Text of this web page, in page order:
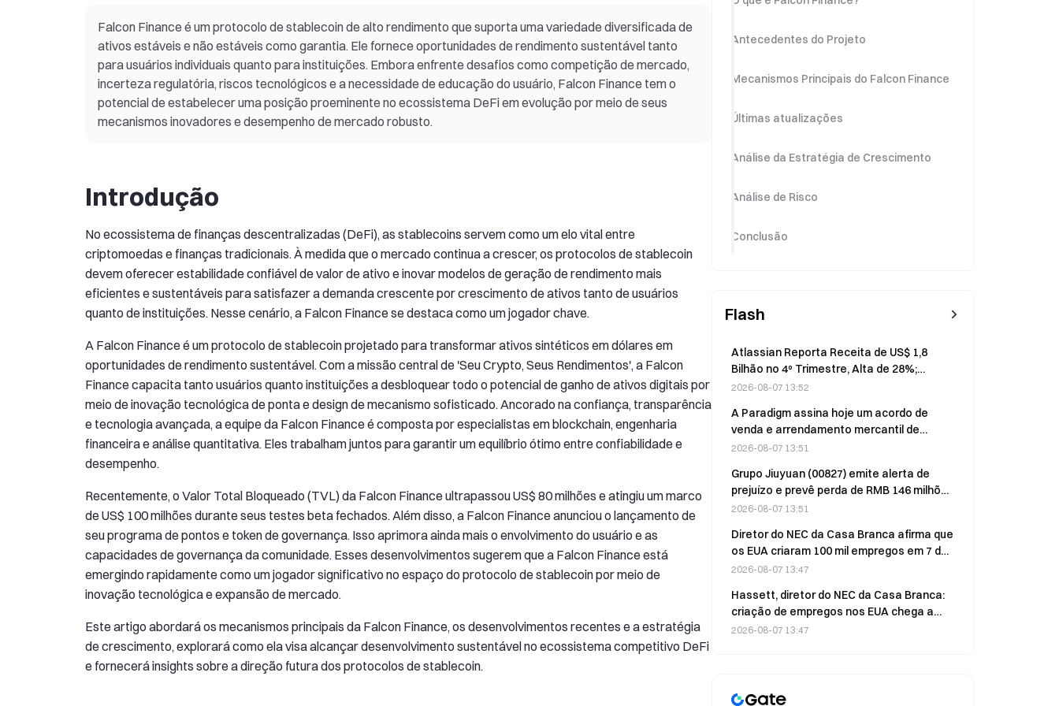
Falcon Finance é um protocolo de stablecoin de alto rendimento que suporta uma variedade diversificada de
ativos estáveis e não estáveis como garantia. Ele fornece oportunidades de rendimento sustentável tanto
para usuários individuais quanto para instituições. Embora enfrente desafios como competição de mercado,
incerteza regulatória, riscos tecnológicos e a necessidade de educação do usuário, Falcon Finance tem o
potencial de estabelecer uma posição proeminente no ecossistema DeFi em evolução por meio de seus
mecanismos inovadores e desempenho de mercado robusto.
Introdução
No ecossistema de finanças descentralizadas (DeFi), as stablecoins servem como um elo vital entre
criptomoedas e finanças tradicionais. À medida que o mercado continua a crescer, os protocolos de stablecoin
devem oferecer estabilidade confiável de valor de ativo e inovar modelos de geração de rendimento mais
eficientes e sustentáveis para satisfazer a demanda crescente por crescimento de ativos tanto de usuários
quanto de instituições. Nesse cenário, a Falcon Finance se destaca como um jogador chave.
A Falcon Finance é um protocolo de stablecoin projetado para transformar ativos sintéticos em dólares em
oportunidades de rendimento sustentável. Com a missão central de 'Seu Crypto, Seus Rendimentos', a Falcon
Finance capacita tanto usuários quanto instituições a desbloquear todo o potencial de ganho de ativos digitais por
meio de inovação tecnológica de ponta e design de mecanismo sofisticado. Ancorado na confiança, transparência
e tecnologia avançada, a equipe da Falcon Finance é composta por especialistas em blockchain, engenharia
financeira e análise quantitativa. Eles trabalham juntos para garantir um equilíbrio ótimo entre confiabilidade e
desempenho.
Recentemente, o Valor Total Bloqueado (TVL) da Falcon Finance ultrapassou US$ 80 milhões e atingiu um marco
de US$ 100 milhões durante seus testes beta fechados. Além disso, a Falcon Finance anunciou o lançamento de
seu programa de pontos e token de governança. Isso aprimora ainda mais o envolvimento do usuário e as
capacidades de governança da comunidade. Esses desenvolvimentos sugerem que a Falcon Finance está
emergindo rapidamente como um jogador significativo no espaço do protocolo de stablecoin por meio de
inovação tecnológica e expansão de mercado.
Este artigo abordará os mecanismos principais da Falcon Finance, os desenvolvimentos recentes e a estratégia
de crescimento, explorará como ela visa alcançar desenvolvimento sustentável no ecossistema competitivo DeFi
e fornecerá insights sobre a direção futura dos protocolos de stablecoin.
Antecedentes do Projeto
Mecanismos Principais do Falcon Finance
Últimas atualizações
Análise da Estratégia de Crescimento
Análise de Risco
Conclusão
Flash
Atlassian Reporta Receita de US$ 1,8
Bilhão no 4º Trimestre, Alta de 28%;
Projeta Crescimento de 18% no ARR de
2026-08-07 13:52
A Paradigm assina hoje um acordo de
venda e arrendamento mercantil de
servidores com a Huaxia Finance
2026-08-07 13:51
Grupo Jiuyuan (00827) emite alerta de
prejuízo e prevê perda de RMB 146 milhões
no primeiro semestre de 2026, uma
ano anterior
2026-08-07 13:51
Diretor do NEC da Casa Branca afirma que
os EUA criaram 100 mil empregos em 7 de
agosto, excluindo fatores
do Mundo
2026-08-07 13:47
Hassett, diretor do NEC da Casa Branca:
criação de empregos nos EUA chega a
100 mil, excluindo funcionários públicos e
2026-08-07 13:47